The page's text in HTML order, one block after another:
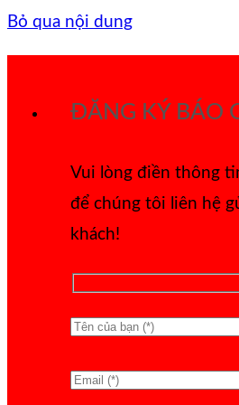
Bỏ qua nội dung
ĐĂNG KÝ BÁO
Vui lòng điền thông
để chúng tôi liên hệ
khách!